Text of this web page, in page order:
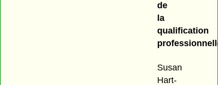
de
la
qualification
Susan
Hart-